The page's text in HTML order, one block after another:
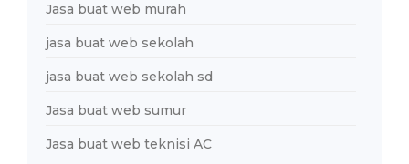
Jasa buat web murah
jasa buat web sekolah
jasa buat web sekolah sd
Jasa buat web sumur
Jasa buat web teknisi AC